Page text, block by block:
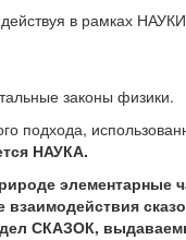
в рамках
законы физики.
подхода,
НАУКА.
СКАЗОК,